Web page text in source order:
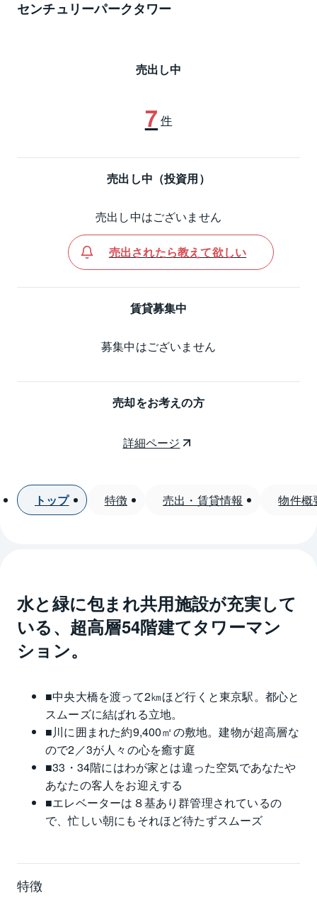
センチュリーパークタワー
売出し中
7 件
売出し中（投資用）
売出し中はございません
売出されたら教えて欲しい
賃貸募集中
募集中はございません
売却をお考えの方
詳細ページ
トップ 特徴 売出・賃貸情報 物件概
水と緑に包まれ共用施設が充実して
いる、超高層54階建てタワーマン
ション。
■中央大橋を渡って2㎞ほど行くと東京駅。都心と
スムーズに結ばれる立地。
■川に囲まれた約9,400㎡の敷地。建物が超高層な
ので2／3が人々の心を癒す庭
■33・34階にはわが家とは違った空気であなたや
あなたの客人をお迎えする
■エレベーターは８基あり群管理されているの
で、忙しい朝にもそれほど待たずスムーズ
特徴